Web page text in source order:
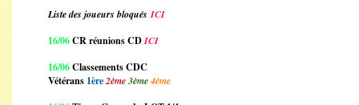
Liste des joueurs bloqués ICI
16/06CR réunions CDICI
16/06Classements CDC
Vétérans 1ère2ème3ème4ème